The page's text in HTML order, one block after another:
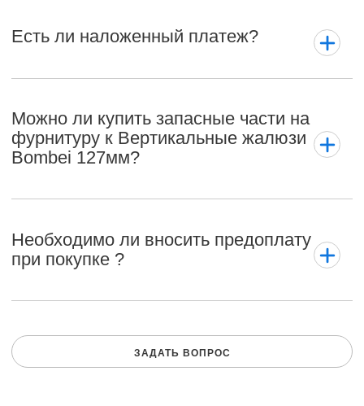
Есть ли наложенный платеж?
Можно ли купить запасные части на
фурнитуру к Вертикальные жалюзи
Bombei 127мм?
Необходимо ли вносить предоплату
при покупке ?
ЗАДАТЬ ВОПРОС